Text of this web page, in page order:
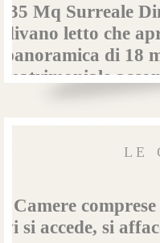
35 Mq Surreale
divano letto che
panoramica di 18
matrimoniale
meravigliosa vista
L E
Camere
vi si accede, si